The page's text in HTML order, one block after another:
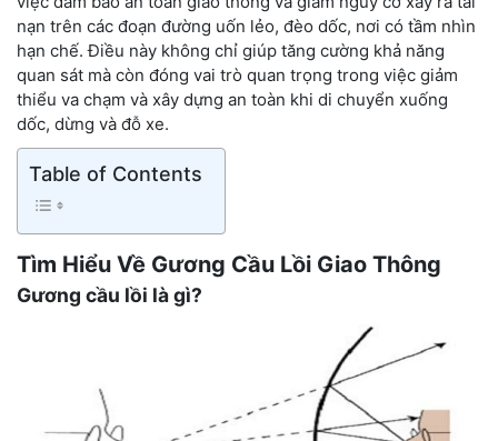
nạn trên các đoạn đường uốn lẻo, đèo dốc, nơi có tầm nhìn
hạn chế. Điều này không chỉ giúp tăng cường khả năng
quan sát mà còn đóng vai trò quan trọng trong việc giảm
thiểu va chạm và xây dựng an toàn khi di chuyển xuống
dốc, dừng và đỗ xe.
Table of Contents
Tìm Hiểu Về Gương Cầu Lồi Giao Thông
Gương cầu lồi là gì?